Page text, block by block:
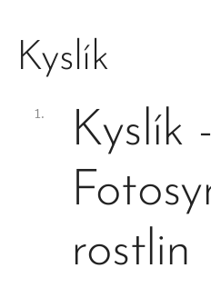
Kyslík
Kyslík -
rostlin